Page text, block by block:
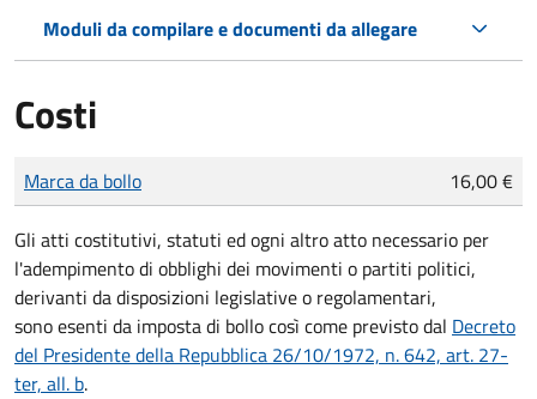
Moduli da compilare e documenti da allegare
Costi
Tipo di pagamento
Importo
Marca da bollo 16,00 €
Gli atti costitutivi, statuti ed ogni altro atto necessario per
l'adempimento di obblighi dei movimenti o partiti politici,
derivanti da disposizioni legislative o regolamentari,
sonoesenti da imposta di bollocosì come previsto dal Decreto
del Presidente della Repubblica 26/10/1972, n. 642, art. 27-
ter, all. b.